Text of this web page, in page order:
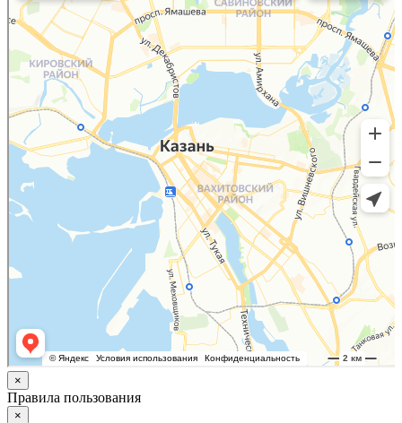
×
Правила пользования
×